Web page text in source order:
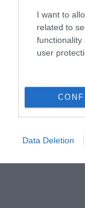
I want to
related to
functionality
user
Data Deletion
Öt-tíz fokot
képest. Kevés